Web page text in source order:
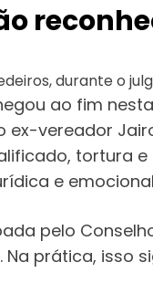
durante o
ao fim
ex-vereador
tortura
e
pelo
prática, isso